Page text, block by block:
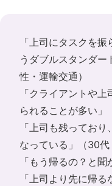
「上司にタスクを
うダブルスタンダ
性・運輸交通）
「クライアントや
られることが多い」
「上司も残ってお
なっている」（30代
「もう帰るの？と
「上司より先に帰